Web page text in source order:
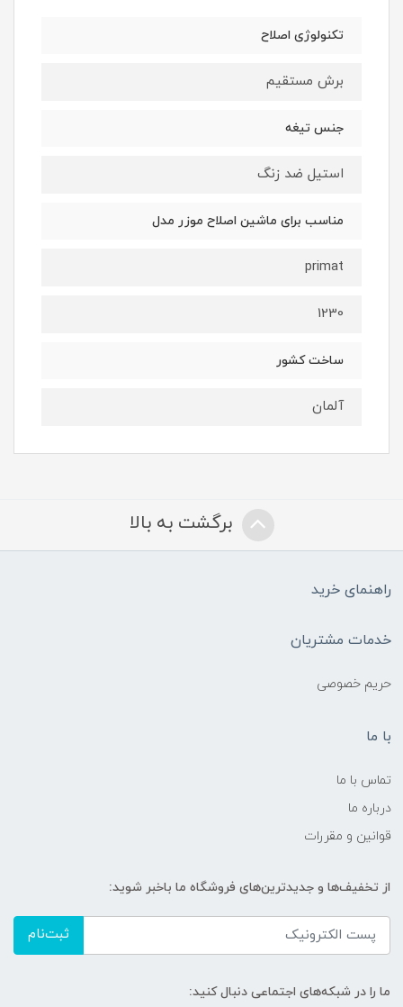
تکنولوژی اصلاح
برش مستقیم
جنس تیغه
استیل ضد زنگ
مناسب برای ماشین اصلاح موزر مدل
primat
1230
ساخت کشور
آلمان
برگشت به بالا
راهنمای خرید
خدمات مشتریان
حریم خصوصی
با ما
تماس با ما
درباره ما
قوانین و مقررات
از تخفیف‌ها و جدیدترین‌های فروشگاه ما باخبر شوید:
ثبت‌نام
ما را در شبکه‌های اجتماعی دنبال کنید: